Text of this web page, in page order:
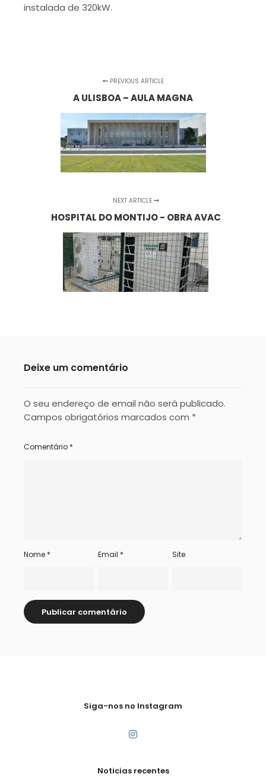
instalada de 320kW.
PREVIOUS ARTICLE
A ULISBOA – AULA MAGNA
NEXT ARTICLE
HOSPITAL DO MONTIJO - OBRA AVAC
Deixe um comentário
O seu endereço de email não será publicado.
Campos obrigatórios marcados com *
Comentário *
Nome * Email * Site
Siga-nos no Instagram
Noticias recentes